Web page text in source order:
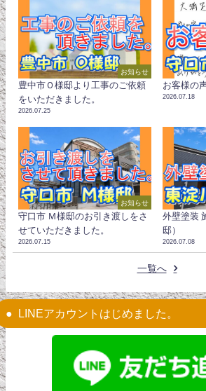
お知らせ
豊中市Ｏ様邸より工事のご依頼
をいただきました。
2026.07.25
お客様の
2026.07.18
お知らせ
守口市 Ｍ様邸のお引き渡しをさ
せていただきました。
2026.07.15
外壁塗装
邸）
2026.07.08
一覧へ
LINEアカウントはじめました。